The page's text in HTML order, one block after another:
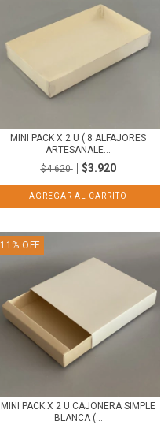
MINI PACK X 2 U ( 8 ALFAJORES
ARTESANALE...
$4.620
$3.920
11 % OFF
MINI PACK X 2 U CAJONERA SIMPLE
BLANCA (...